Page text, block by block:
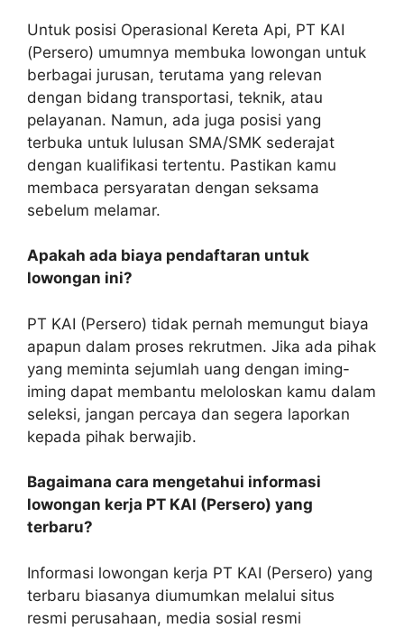
Untuk posisi Operasional Kereta Api, PT KAI
(Persero) umumnya membuka lowongan untuk
berbagai jurusan, terutama yang relevan
dengan bidang transportasi, teknik, atau
pelayanan. Namun, ada juga posisi yang
terbuka untuk lulusan SMA/SMK sederajat
dengan kualifikasi tertentu. Pastikan kamu
membaca persyaratan dengan seksama
sebelum melamar.
Apakah ada biaya pendaftaran untuk
lowongan ini?
PT KAI (Persero) tidak pernah memungut biaya
apapun dalam proses rekrutmen. Jika ada pihak
yang meminta sejumlah uang dengan iming-
iming dapat membantu meloloskan kamu dalam
seleksi, jangan percaya dan segera laporkan
kepada pihak berwajib.
Bagaimana cara mengetahui informasi
lowongan kerja PT KAI (Persero) yang
terbaru?
Informasi lowongan kerja PT KAI (Persero) yang
terbaru biasanya diumumkan melalui situs
resmi perusahaan, media sosial resmi